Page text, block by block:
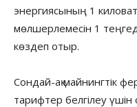
энергиясының 1
мөлшерлемесін 1
көздеп отыр.
Сондай-ақ майнингтік
тарифтер белгілеу